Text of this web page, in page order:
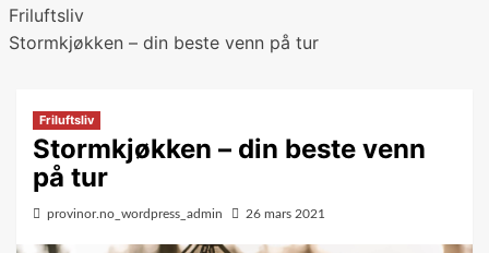
Friluftsliv
Stormkjøkken – din beste venn på tur
Friluftsliv
Stormkjøkken – din beste venn
på tur
provinor.no_wordpress_admin 26 mars 2021